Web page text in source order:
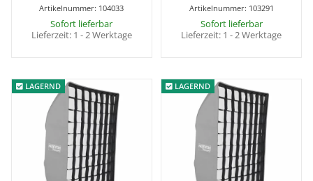
Artikelnummer: 104033
Sofort lieferbar
Lieferzeit: 1 - 2 Werktage
Artikelnummer: 103291
Sofort lieferbar
Lieferzeit: 1 - 2 Werktage
LAGERND
LAGERND LAGERND
LAGERND